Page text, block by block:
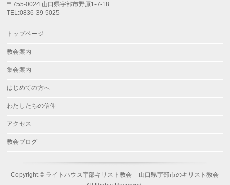
〒755-0024 山口県宇部市野原1-7-18
TEL:0836-39-5025
トップページ
教会案内
集会案内
はじめての方へ
わたしたちの信仰
アクセス
教会ブログ
Copyright © ライトハウス宇部キリスト教会 – 山口県宇部市のキリスト教会